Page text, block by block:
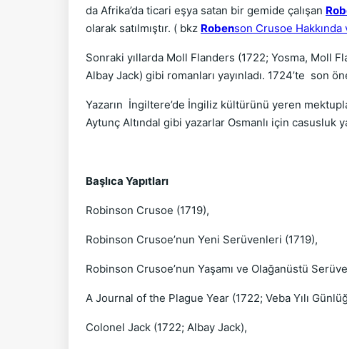
da Afrika’da ticari eşya satan bir gemide çalışan
olarak satılmıştır. ( bkz Robenson Crusoe
Sonraki yıllarda Moll Flanders (1722; Yosma, Moll
Albay Jack) gibi romanları yayınladı. 1724’te son
Yazarın İngiltere’de İngiliz kültürünü yeren
Aytunç Altındal gibi yazarlar Osmanlı için casusluk
Başlıca Yapıtları
Robinson Crusoe (1719),
Robinson Crusoe’nun Yeni Serüvenleri (1719),
Robinson Crusoe’nun Yaşamı ve Olağanüstü
A Journal of the Plague Year (1722; Veba Yılı
Colonel Jack (1722; Albay Jack),